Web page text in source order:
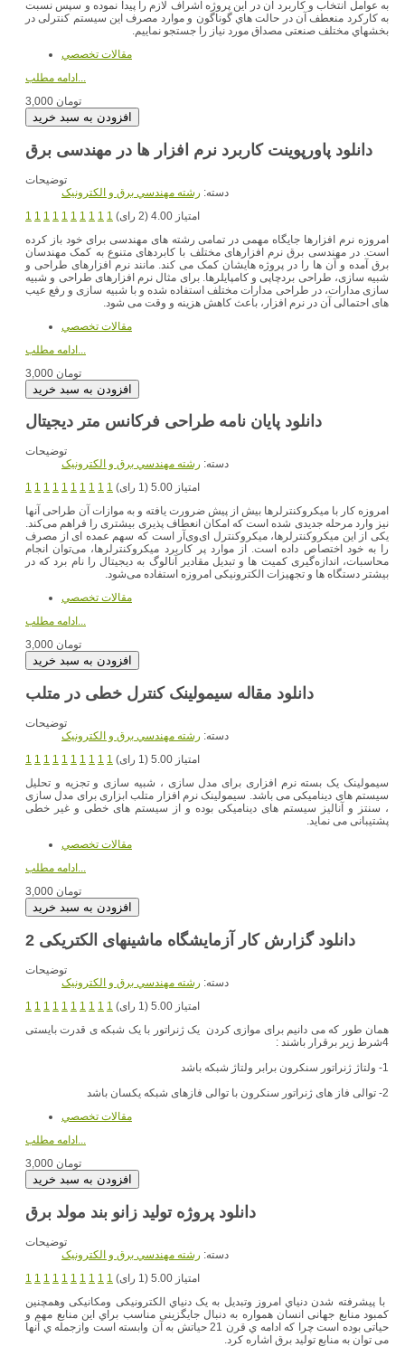
به عوامل انتخاب و کاربرد آن در این پروژه اشراف لازم را پیدا نموده و سپس نسبت
به کارکرد منعطف آن در حالت هاي گوناگون و موارد مصرف این سیستم کنترلی در
بخشهاي مختلف صنعتی مصداق مورد نیاز را جستجو نماییم.
مقالات تخصصي
3,000 تومان
دانلود پاورپوینت کاربرد نرم افزار ها در مهندسی برق
توضیحات
دسته: رشته مهندسي برق و الکترونيک
1 1 1 1 1 1 1 1 1 1
امتیاز 4.00 (2 رای)
امروزه نرم افزارها جایگاه مهمی در تمامی رشته های مهندسی برای خود باز کرده
است. در مهندسی برق نرم افزارهای مختلف با کابردهای متنوع به کمک مهندسان
برق آمده و آن ها را در پروژه هایشان کمک می کند. مانند نرم افزارهای طراحی و
شبیه سازی، طراحی بردچاپی و کامپایلرها. برای مثال نرم افزارهای طراحی و شبیه
سازی مدارات، در طراحی مدارات مختلف استفاده شده و با شبیه سازی و رفع عیب
های احتمالی آن در نرم افزار، باعث کاهش هزینه و وقت می شود.
مقالات تخصصي
3,000 تومان
دانلود پایان نامه طراحی فرکانس متر دیجیتال
توضیحات
دسته: رشته مهندسي برق و الکترونيک
1 1 1 1 1 1 1 1 1 1
امتیاز 5.00 (1 رای)
امروزه کار با میکروکنترلرها بیش از پیش ضرورت یافته و به موازات آن طراحی آنها
نیز وارد مرحله جدیدی شده است که امکان انعطاف پذیری بیشتری را فراهم می‌کند.
یکی از این میکروکنترلرها، میکروکنترل ای‌وی‌آر است که سهم عمده ای از مصرف
را به خود اختصاص داده است. از موارد پر کاربرد میکروکنترلرها، می‌توان انجام
محاسبات، اندازه‌گیری کمیت ها و تبدیل مقادیر آنالوگ به دیجیتال را نام برد که در
بیشتر دستگاه ‌ها و تجهیزات الکترونیکی امروزه استفاده می‌شود.
مقالات تخصصي
ادامه مطلب...
3,000 تومان
دانلود مقاله سیمولینک کنترل خطی در متلب
توضیحات
دسته: رشته مهندسي برق و الکترونيک
1 1 1 1 1 1 1 1 1 1
امتیاز 5.00 (1 رای)
سیمولینک یک بسته نرم افزاری برای مدل سازی ، شبیه سازی و تجزیه و تحلیل
سیستم های دینامیکی می باشد. سیمولینک نرم افزار متلب ابزاری برای مدل سازی
، سنتز و آنالیز سیستم های دینامیکی بوده و از سیستم های خطی و غیر خطی
پشتیبانی می نماید.
مقالات تخصصي
ادامه مطلب...
3,000 تومان
دانلود گزارش کار آزمایشگاه ماشینهای الکتریکی 2
توضیحات
دسته: رشته مهندسي برق و الکترونيک
1 1 1 1 1 1 1 1 1 1
امتیاز 5.00 (1 رای)
همان طور که می دانیم برای موازی کردن یک ژنراتور با یک شبکه ی قدرت بایستی
4شرط زیر برقرار باشند :
1- ولتاژ ژنراتور سنکرون برابر ولتاژ شبکه باشد
2- توالی فاز های ژنراتور سنکرون با توالی فازهای شبکه یکسان باشد
مقالات تخصصي
ادامه مطلب...
3,000 تومان
دانلود پروژه تولید زانو بند مولد برق
توضیحات
دسته: رشته مهندسي برق و الکترونيک
1 1 1 1 1 1 1 1 1 1
امتیاز 5.00 (1 رای)
با پیشرفته شدن دنیاي امروز وتبدیل به یک دنیاي الکترونیکی ومکانیکی وهمچنین
کمبود منابع جهانی انسان همواره به دنبال جایگزینی مناسب براي این منابع مهم و
حیاتی بوده است چرا که ادامه ي قرن 21 حیاتش به آن وابسته است وازجمله ي آنها
می توان به منابع تولید برق اشاره کرد.